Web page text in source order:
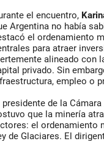
el encuentro,
Argentina no había
el ordenamiento
para atraer
alineado con
privado. Sin
empleo o
presidente de la
que la minería
el ordenamiento
de Glaciares. El